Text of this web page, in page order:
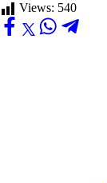
Views: 540